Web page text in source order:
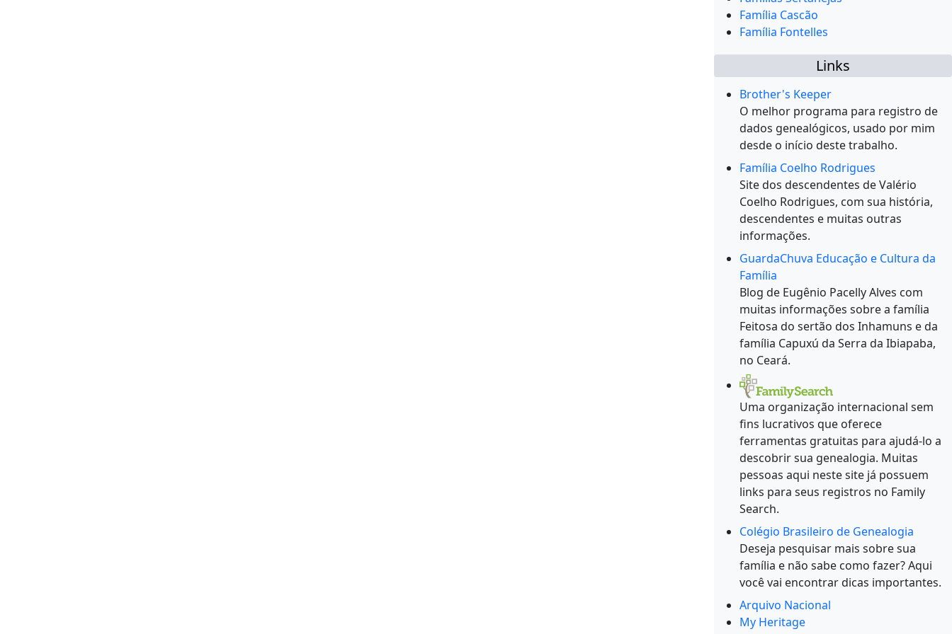
Família Cascão
Família Fontelles
Links
Brother's Keeper
O melhor programa para registro de
dados genealógicos, usado por mim
desde o início deste trabalho.
Família Coelho Rodrigues
Site dos descendentes de Valério
Coelho Rodrigues, com sua história,
descendentes e muitas outras
informações.
GuardaChuva Educação e Cultura da
Família
Blog de Eugênio Pacelly Alves com
muitas informações sobre a família
Feitosa do sertão dos Inhamuns e da
família Capuxú da Serra da Ibiapaba,
no Ceará.
Uma organização internacional sem
fins lucrativos que oferece
ferramentas gratuitas para ajudá-lo a
descobrir sua genealogia. Muitas
pessoas aqui neste site já possuem
links para seus registros no Family
Search.
Colégio Brasileiro de Genealogia
Deseja pesquisar mais sobre sua
família e não sabe como fazer? Aqui
você vai encontrar dicas importantes.
Arquivo Nacional
My Heritage